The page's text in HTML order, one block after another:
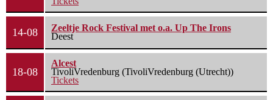
14-08
Zeeltje Rock Festival met o.a. Up The Irons
Deest
18-08
Alcest
TivoliVredenburg (TivoliVredenburg (Utrecht))
Tickets